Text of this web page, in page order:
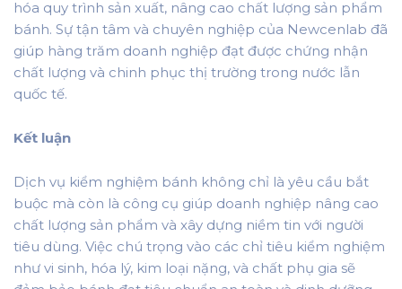
hóa quy trình sản xuất, nâng cao chất lượng sản phẩm
bánh. Sự tận tâm và chuyên nghiệp của Newcenlab đã
giúp hàng trăm doanh nghiệp đạt được chứng nhận
chất lượng và chinh phục thị trường trong nước lẫn
quốc tế.
Kết luận
Dịch vụ kiểm nghiệm bánh không chỉ là yêu cầu bắt
buộc mà còn là công cụ giúp doanh nghiệp nâng cao
chất lượng sản phẩm và xây dựng niềm tin với người
tiêu dùng. Việc chú trọng vào các chỉ tiêu kiểm nghiệm
như vi sinh, hóa lý, kim loại nặng, và chất phụ gia sẽ